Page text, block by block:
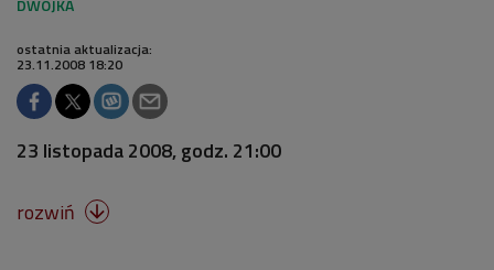
ostatnia aktualizacja:
23.11.2008 18:20
23 listopada 2008, godz. 21:00
rozwiń 